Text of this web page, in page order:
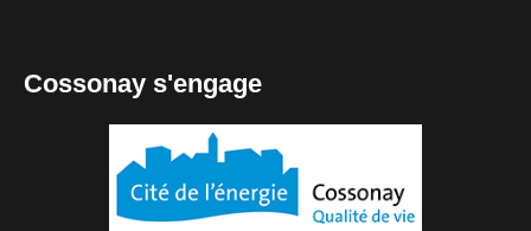
Cossonay s'engage